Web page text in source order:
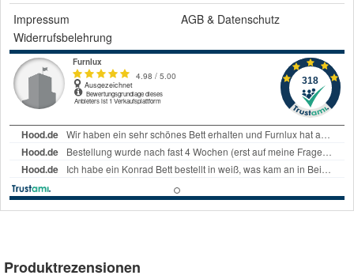
Impressum
AGB & Datenschutz
Widerrufsbelehrung
Produktrezensionen